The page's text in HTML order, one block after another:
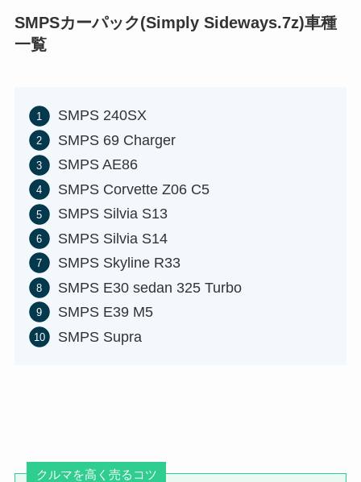
SMPSカーパック(Simply Sideways.7z)車種
一覧
SMPS 240SX
SMPS 69 Charger
SMPS AE86
SMPS Corvette Z06 C5
SMPS Silvia S13
SMPS Silvia S14
SMPS Skyline R33
SMPS E30 sedan 325 Turbo
SMPS E39 M5
SMPS Supra
クルマを高く売るコツ